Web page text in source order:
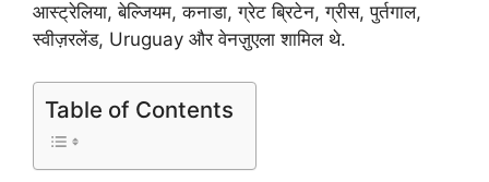
आस्ट्रेलिया, बेल्जियम, कनाडा, ग्रेट ब्रिटेन, ग्रीस, पुर्तगाल,
स्वीज़रलेंड, Uruguay और वेनज़ुएला शामिल थे.
Table of Contents